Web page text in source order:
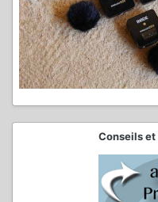
Conseils